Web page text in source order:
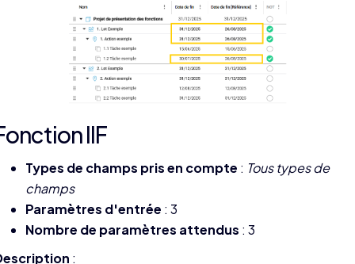
IIF
Types de champs pris en compte : Tous types de
champs
Paramètres d'entrée : 3
Nombre de paramètres attendus : 3
: